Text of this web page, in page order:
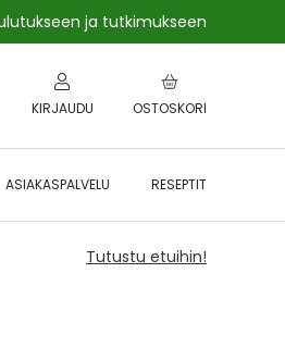
ja tutkimukseen
OSTOSKORI
KIRJAUDU
ASIAKASPALVELU RESEPTIT
Tutustu etuihin!